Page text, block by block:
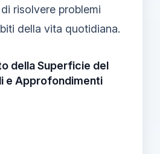
risolvere problemi
della vita quotidiana.
della Superficie del
e Approfondimenti